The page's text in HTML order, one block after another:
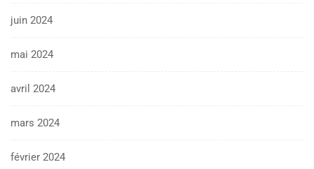
juin 2024
mai 2024
avril 2024
mars 2024
février 2024